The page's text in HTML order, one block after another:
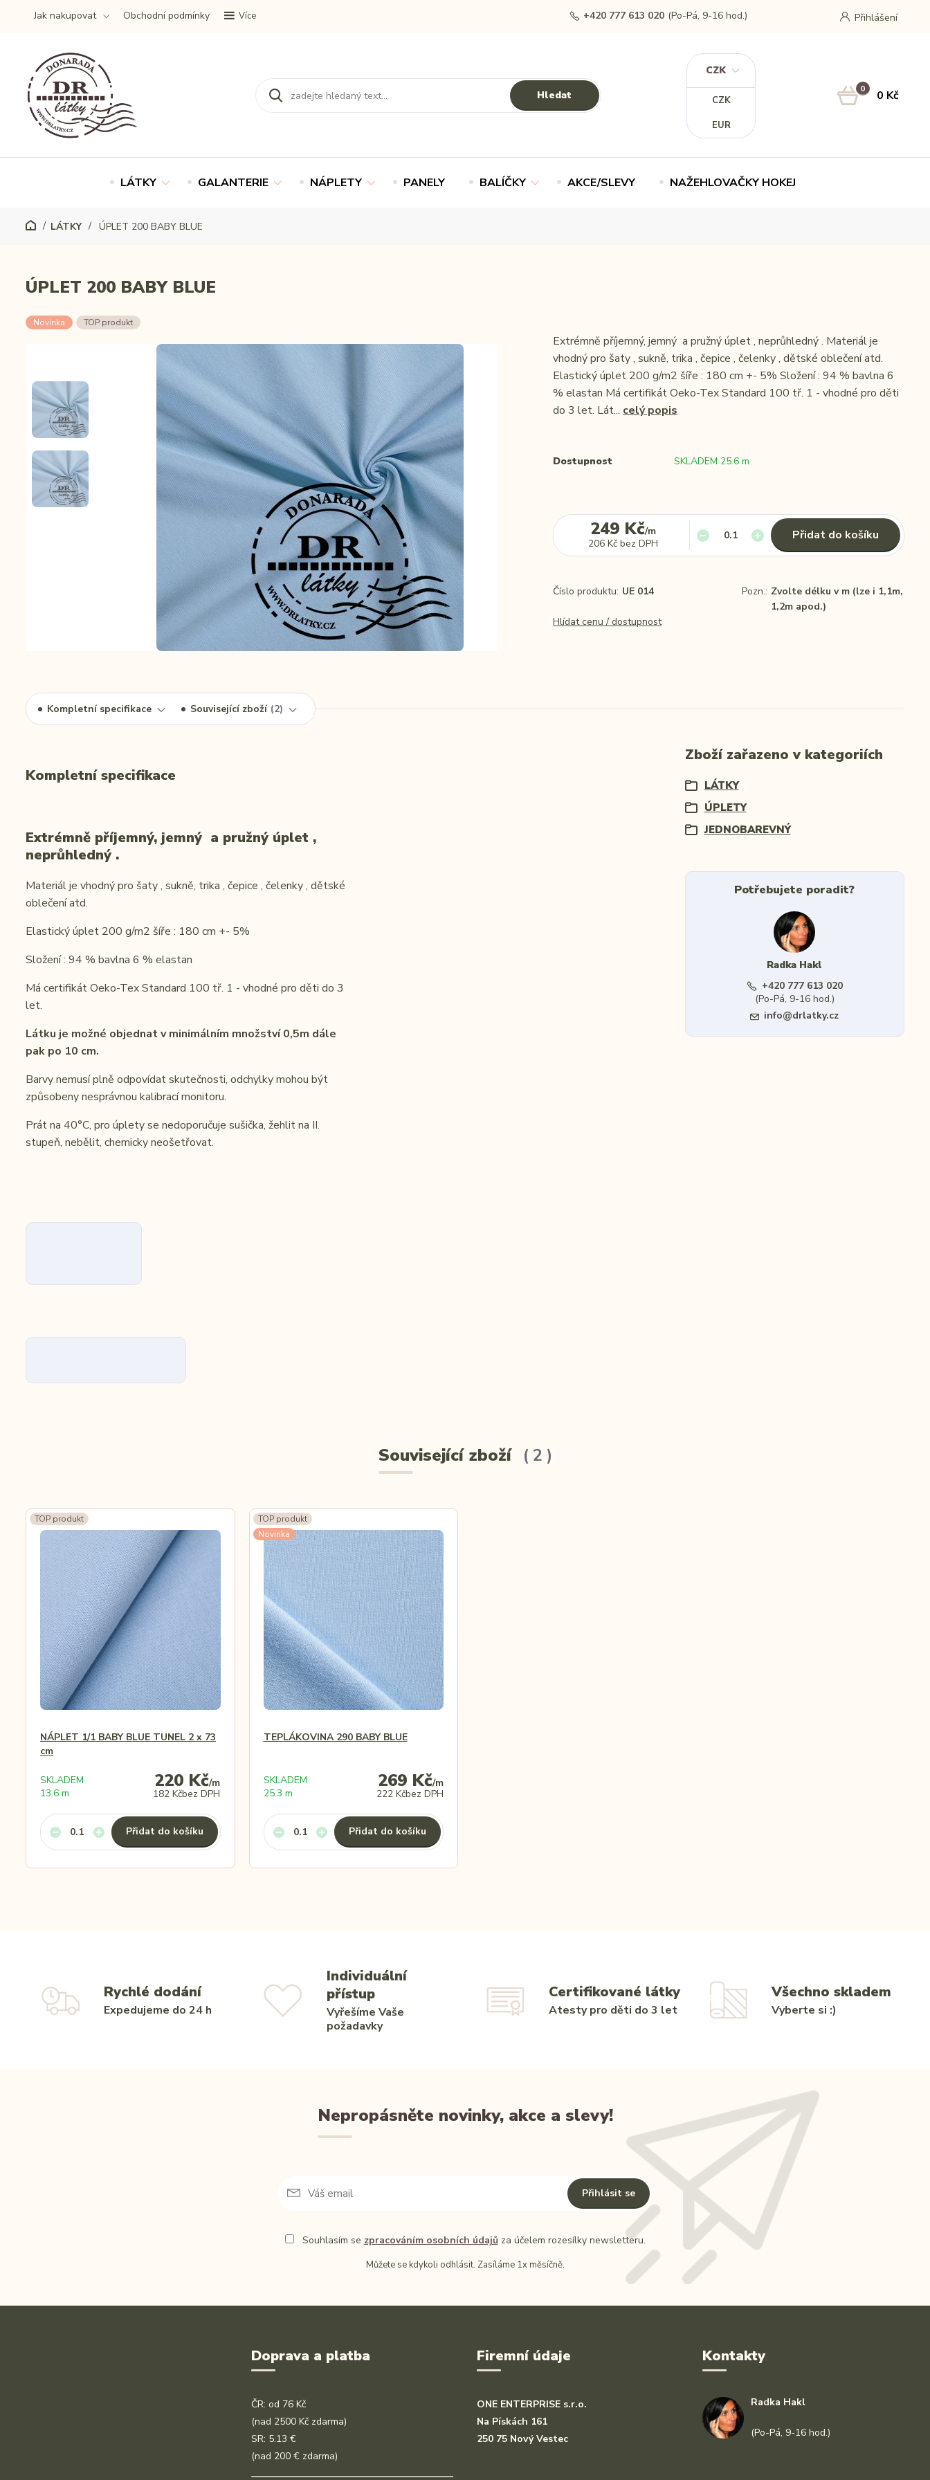
Jak nakupovat Obchodní podmínky Více
CZK
CZK
EUR
Přihlášení
Hledat
+420 777 613 020 (Po-Pá, 9-16 hod.)
0 0 Kč
LÁTKY GALANTERIE NÁPLETY PANELY BALÍČKY AKCE/SLEVY NAŽEHLOVAČKY HOKEJ
LÁTKY ÚPLET 200 BABY BLUE
ÚPLET 200 BABY BLUE
Novinka TOP produkt
Extrémně příjemný, jemný a pružný úplet , neprůhledný . Materiál je
vhodný pro šaty , sukně, trika , čepice , čelenky , dětské oblečení atd.
Elastický úplet 200 g/m2 šíře : 180 cm +- 5% Složení : 94 % bavlna 6
% elastan Má certifikát Oeko-Tex Standard 100 tř. 1 - vhodné pro děti
do 3 let. Lát... celý popis
Dostupnost SKLADEM 25.6 m
249 Kč/m
206 Kč bez DPH
Přidat do košíku
Číslo produktu: UE 014 Pozn.: Zvolte délku v m (lze i 1,1m,
1,2m apod.)
Hlídat cenu / dostupnost
Kompletní specifikace Související zboží 2
Kompletní specifikace
Extrémně příjemný, jemný a pružný úplet ,
neprůhledný .
Materiál je vhodný pro šaty , sukně, trika , čepice , čelenky , dětské
oblečení atd.
Elastický úplet 200 g/m2 šíře : 180 cm +- 5%
Složení : 94 % bavlna 6 % elastan
Má certifikát Oeko-Tex Standard 100 tř. 1 - vhodné pro děti do 3
let.
Látku je možné objednat v minimálním množství 0,5m dále
pak po 10 cm.
Barvy nemusí plně odpovídat skutečnosti, odchylky mohou být
způsobeny nesprávnou kalibrací monitoru.
Prát na 40°C, pro úplety se nedoporučuje sušička, žehlit na II.
stupeň, nebělit, chemicky neošetřovat.
Zboží zařazeno v kategoriích
LÁTKY
ÚPLETY
JEDNOBAREVNÝ
Potřebujete poradit?
Radka Hakl
+420 777 613 020
(Po-Pá, 9-16 hod.)
info@drlatky.cz
Související zboží 2
TOP produkt
NÁPLET 1/1 BABY BLUE TUNEL 2 x 73
cm
220 Kč/m
182 Kčbez DPH
SKLADEM
13.6 m
Přidat do košíku
TOP produkt
Novinka
TEPLÁKOVINA 290 BABY BLUE
269 Kč/m
222 Kčbez DPH
SKLADEM
25.3 m
Přidat do košíku
Rychlé dodání
Expedujeme do 24 h
Individuální
přístup
Vyřešíme Vaše
požadavky
Certifikované látky
Atesty pro děti do 3 let
Všechno skladem
Vyberte si :)
Nepropásněte novinky, akce a slevy!
Přihlásit se
Souhlasím se zpracováním osobních údajůza účelem rozesílky newsletteru.
Můžete se kdykoli odhlásit. Zasíláme 1x měsíčně.
Doprava a platba
ČR: od 76 Kč
(nad 2500 Kč zdarma)
SR: 5.13 €
(nad 200 € zdarma)
Firemní údaje
ONE ENTERPRISE s.r.o.
Na Pískách 161
250 75 Nový Vestec
Kontakty
Radka Hakl
(Po-Pá, 9-16 hod.)